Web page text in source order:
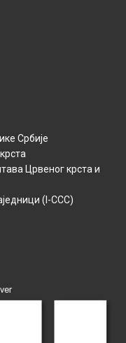
Србијe
Црвеног крста и
(I-CCC)